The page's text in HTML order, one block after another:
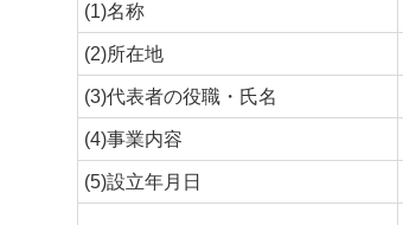
(1)名称
(2)所在地
(3)代表者の役職・氏名
(4)事業内容
(5)設立年月日